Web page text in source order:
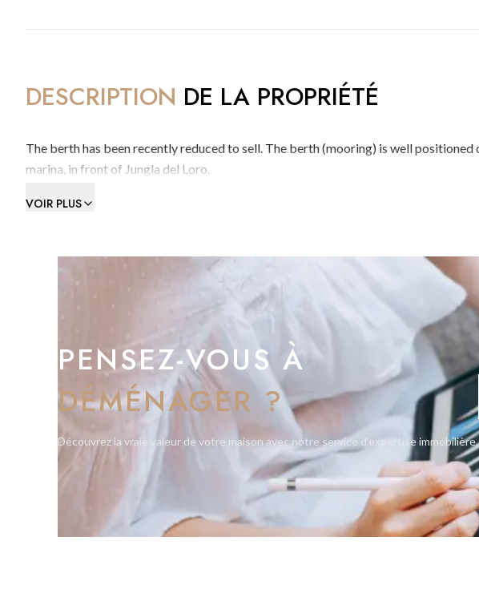
DESCRIPTION DE LA PROPRIÉTÉ
The berth has been recently reduced to sell. The berth (mooring) is well positioned close to the yacht club in the area of of the
marina, in front of Jungla del Loro.
VOIR PLUS
PENSEZ-VOUS À
DÉMÉNAGER ?
Découvrez la vraie valeur de votre maison avec notre service d'expertise immobilière.